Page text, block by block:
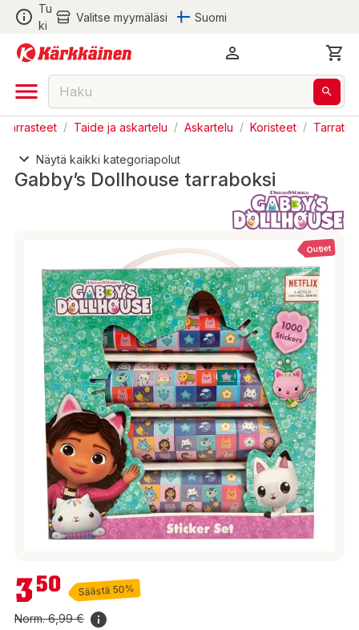
Tu
ki
Valitse myymäläsi Suomi
/ Taide ja askartelu / Askartelu / Koristeet / Tarrat
Näytä kaikki kategoriapolut
Outlet
Gabby’s Dollhouse tarraboksi
3,50 €
350 Säästä 50%
Norm.6,99 €